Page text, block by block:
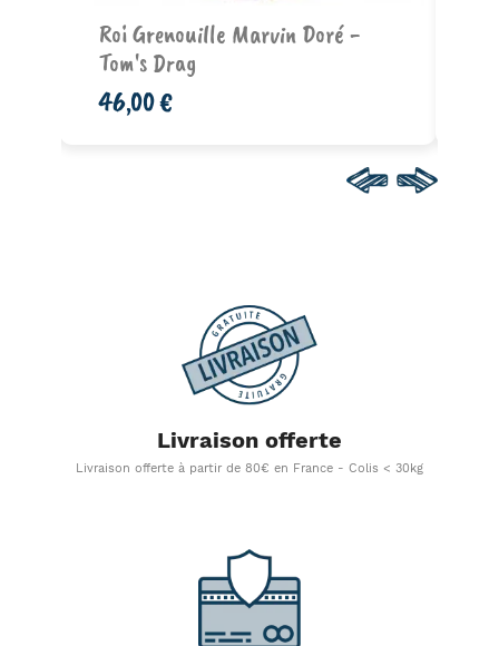
Roi Grenouille Marvin Doré -
Tom's Drag
46,00 €
Livraison offerte
Livraison offerte à partir de 80€ en France - Colis < 30kg